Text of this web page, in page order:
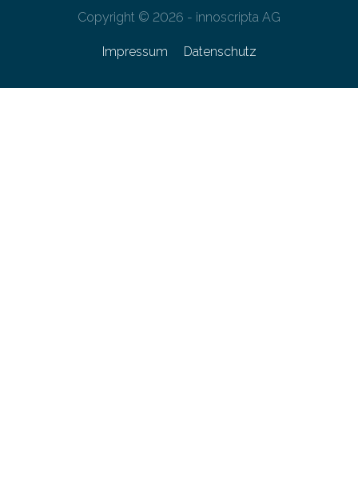
Copyright © 2026 - innoscripta AG
Impressum Datenschutz